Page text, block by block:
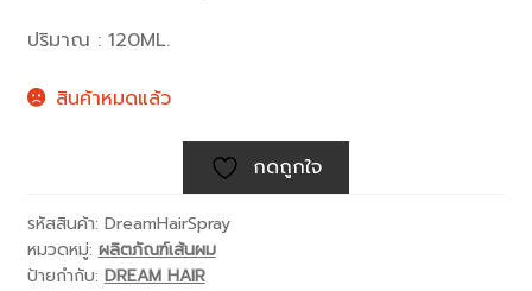
ปริมาณ : 120ML.
สินค้าหมดแล้ว
กดถูกใจ
รหัสสินค้า: DreamHairSpray
หมวดหมู่:ผลิตภัณฑ์เส้นผม
ป้ายกำกับ:DREAM HAIR